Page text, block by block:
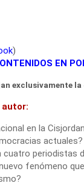
)
EN
exclusivamente la
en la
actuales?
cuatro periodistas
fenómeno